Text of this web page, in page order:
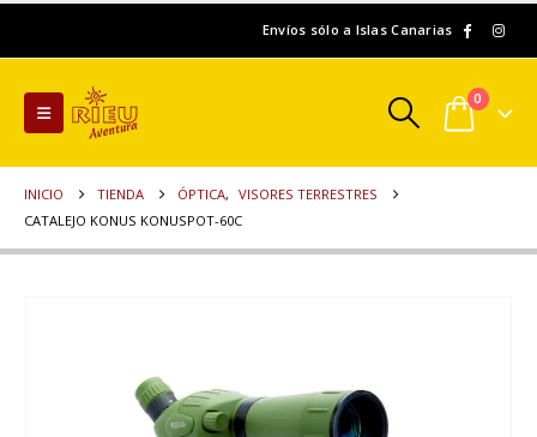
Envíos sólo a Islas Canarias
0
INICIO TIENDA ÓPTICA, VISORES TERRESTRES
CATALEJO KONUS KONUSPOT-60C